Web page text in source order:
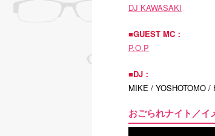
DJ KAWASAKI
■GUEST MC：
P.O.P
■DJ：
MIKE / YOSHOTOMO
おごられナイト／イ